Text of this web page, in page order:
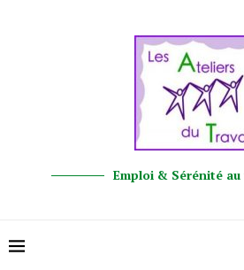
Emploi & Sérénité